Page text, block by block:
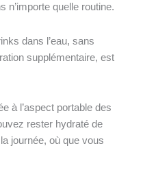
n’importe quelle routine.
dans l’eau, sans
supplémentaire, est
à l’aspect portable des
rester hydraté de
journée, où que vous